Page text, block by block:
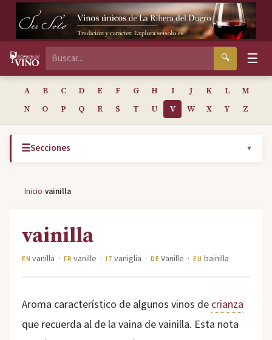
🔍 ☰
A B C D E F G H I J K L
M
N
O P Q R S T U V W X Y Z
☰Secciones ▼
Inicio›vainilla
vainilla
EN vanilla ·FR vanille ·IT vaniglia ·DE Vanille ·EU bainilla
Aroma característico de algunos vinos de crianza
que recuerda al de la vaina de vainilla. Esta nota